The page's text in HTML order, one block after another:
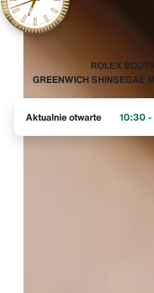
‭ROLEX
GREENWICH SHINSEGAE
Aktualnie otwarte 10:30